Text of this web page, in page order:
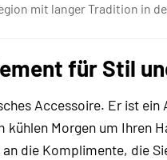
mit langer Tradition in
für Stil
Accessoire. Er ist
Morgen um Ihren
die Komplimente, die